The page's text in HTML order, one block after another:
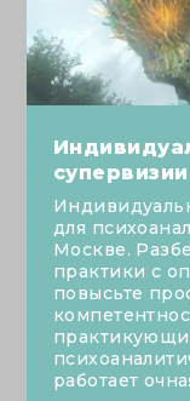
супервизии
для
Москве.
практики с
повысьте
работает